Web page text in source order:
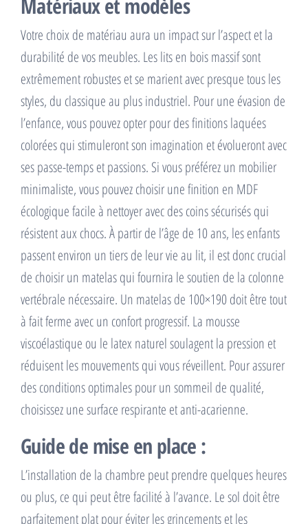
Matériaux et modèles
Votre choix de matériau aura un impact sur l’aspect et la
durabilité de vos meubles. Les lits en bois massif sont
extrêmement robustes et se marient avec presque tous les
styles, du classique au plus industriel. Pour une évasion de
l’enfance, vous pouvez opter pour des finitions laquées
colorées qui stimuleront son imagination et évolueront avec
ses passe-temps et passions. Si vous préférez un mobilier
minimaliste, vous pouvez choisir une finition en MDF
écologique facile à nettoyer avec des coins sécurisés qui
résistent aux chocs. À partir de l’âge de 10 ans, les enfants
passent environ un tiers de leur vie au lit, il est donc crucial
de choisir un matelas qui fournira le soutien de la colonne
vertébrale nécessaire. Un matelas de 100×190 doit être tout
à fait ferme avec un confort progressif. La mousse
viscoélastique ou le latex naturel soulagent la pression et
réduisent les mouvements qui vous réveillent. Pour assurer
des conditions optimales pour un sommeil de qualité,
choisissez une surface respirante et anti-acarienne.
Guide de mise en place :
L’installation de la chambre peut prendre quelques heures
ou plus, ce qui peut être facilité à l’avance. Le sol doit être
parfaitement plat pour éviter les grincements et les